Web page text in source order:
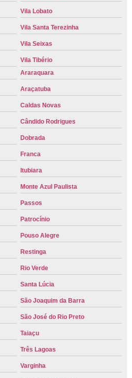
Vila Lobato
Vila Santa Terezinha
Vila Seixas
Vila Tibério
Araraquara
Araçatuba
Caldas Novas
Cândido Rodrigues
Dobrada
Franca
Itubiara
Monte Azul Paulista
Passos
Patrocínio
Pouso Alegre
Restinga
Rio Verde
Santa Lúcia
São Joaquim da Barra
São José do Rio Preto
Taiaçu
Três Lagoas
Varginha